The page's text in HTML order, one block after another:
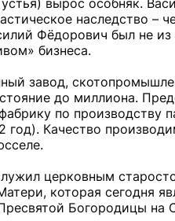
вырос особняк.
наследство
Фёдорович был не из
бизнеса.
завод,
до миллиона.
по
год). Качество
церковным
которая сегодня
Богородицы на